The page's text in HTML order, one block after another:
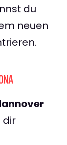
du
neuen
dir